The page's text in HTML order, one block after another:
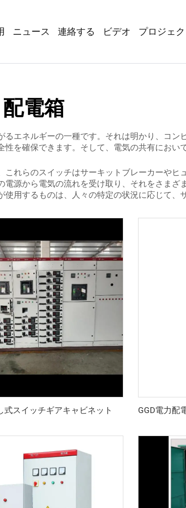
ニュース 連絡する ビデオ プロジェ
配電箱
エネルギーの一種です。それは明かり、コン
を確保できます。そして、電気の共有におい
れらのスイッチはサーキットブレーカーやヒ
源から電気の流れを受け取り、それをさまざ
用するものは、人々の特定の状況に応じて、
式スイッチギアキャビネット